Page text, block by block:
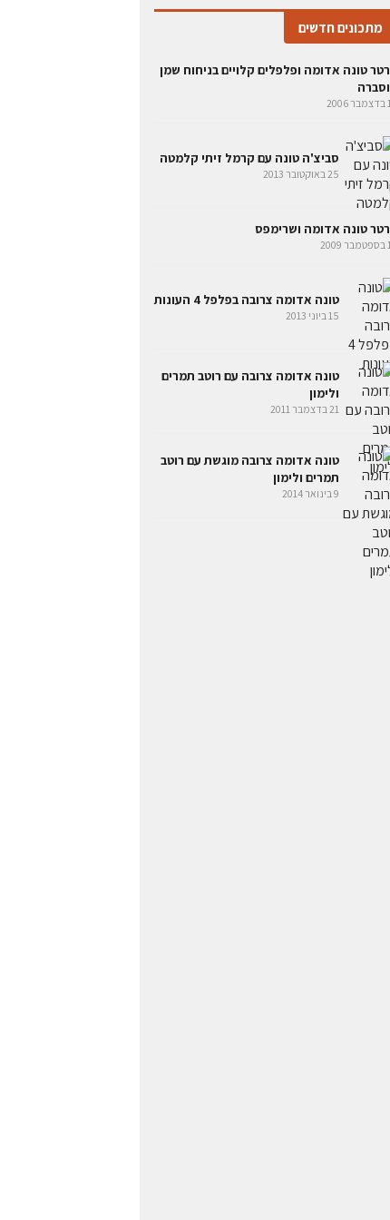
מתכונים חדשים
טונה אדומה ופלפלים קלויים בניחוח שמן
סביצ'ה טונה עם קרמל זיתי קלמטה
25 באוקטובר 2013
טונה אדומה ושרימפס
טונה אדומה צרובה בפלפל 4 העונות
15 ביוני 2013
טונה אדומה צרובה עם רוטב תמרים
ולימון
21 בדצמבר 2011
טונה אדומה צרובה מוגשת עם רוטב
תמרים ולימון
9 בינואר 2014